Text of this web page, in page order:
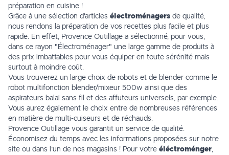
préparation en cuisine !
Grâce à une sélection d'articles électroménagers de qualité,
nous rendons la préparation de vos recettes plus facile et plus
rapide. En effet, Provence Outillage a sélectionné, pour vous,
dans ce rayon "Électroménager" une large gamme de produits à
des prix imbattables pour vous équiper en toute sérénité mais
surtout à moindre coût.
Vous trouverez un large choix de robots et de blender comme le
robot multifonction blender/mixeur 500w ainsi que des
aspirateurs balai sans fil et des affuteurs universels, par exemple.
Vous aurez également le choix entre de nombreuses références
en matière de multi-cuiseurs et de réchauds.
Provence Outillage vous garantit un service de qualité.
Économisez du temps avec les informations proposées sur notre
site ou dans l’un de nos magasins ! Pour votre éléctroménger,